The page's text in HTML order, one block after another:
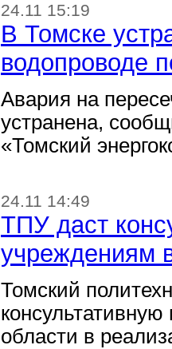
24.11 15:19
В Томске
водопроводе
Авария на
устранена,
«Томский
24.11 14:49
ТПУ даст
учреждениям
Томский
области в